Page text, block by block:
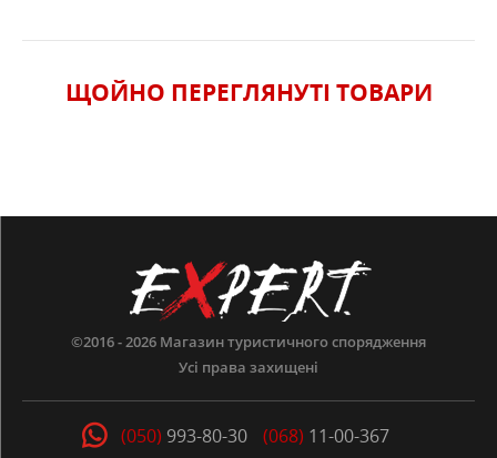
ЩОЙНО ПЕРЕГЛЯНУТI ТОВАРИ
©2016 - 2026 Магазин туристичного спорядження
Усі права захищені
(050) 993-80-30 (068) 11-00-367